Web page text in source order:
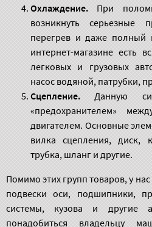
Охлаждение.
При
возникнуть серьезные
перегрев и даже полный
интернет-магазине есть
легковых и грузовых
насос водяной, патрубки,
Сцепление. Данную
«предохранителем»
двигателем. Основные
вилка сцепления, диск,
трубка, шланг и другие.
Помимо этих групп товаров, у
подвески оси, подшипники,
системы, кузова и другие
понадобиться владельцу